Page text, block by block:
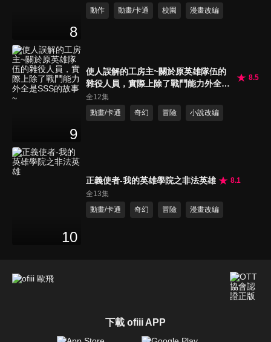
8
動作
動畫/卡通 校園 漫畫改編
9
使人誤解的工房主~關於原英雄隊伍的
雜役人員，實際上除了戰鬥能力外全是
SSS的故事~
8.5
全12集
動畫/卡通
奇幻 冒險 小說改編
10
正義使者-我的英雄學院之非法英雄
8.1
全13集
動畫/卡通
奇幻 冒險 漫畫改編
下載 ofiii APP